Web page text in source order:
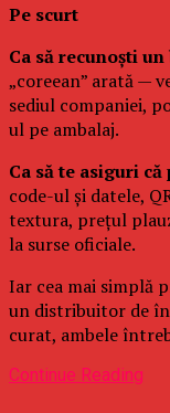
Pe scurt
Ca să recunoști
„coreean” arată —
sediul companiei,
ul pe ambalaj.
Ca să te asiguri
code-ul și datele,
textura, prețul
la surse oficiale.
Iar cea mai simplă
un distribuitor de
curat, ambele
Continue Reading